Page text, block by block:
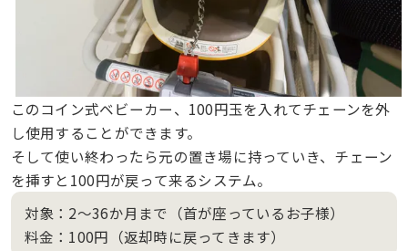
このコイン式ベビーカー、100円玉を入れてチェーンを外
し使用することができます。
そして使い終わったら元の置き場に持っていき、チェーン
を挿すと100円が戻って来るシステム。
対象：2～36か月まで（首が座っているお子様）
料金：100円（返却時に戻ってきます）